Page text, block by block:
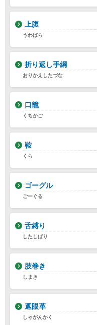
上腹
うわばら
折り返し手綱
おりかえしたづな
口籠
くちかご
鞍
くら
ゴーグル
ごーぐる
舌縛り
したしばり
肢巻き
しまき
遮眼革
しゃがんかく